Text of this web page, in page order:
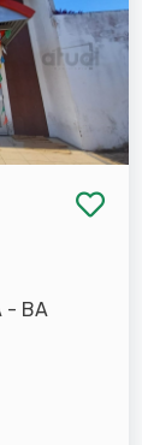
- BA